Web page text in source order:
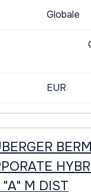
Globale
EUR
"A" M DIST